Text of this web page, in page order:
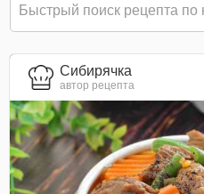
Сибирячка
автор рецепта